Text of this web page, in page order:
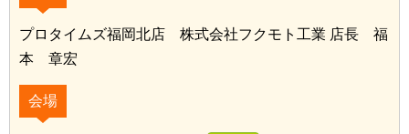
プロタイムズ福岡北店 株式会社フクモト工業 店長 福
本 章宏
会場